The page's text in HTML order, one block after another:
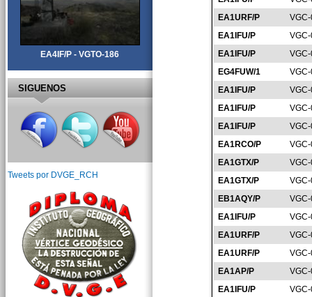
EA1URF/P
EA1IFU/P
EA1IFU/P
EG4FUW/1
EA1IFU/P
EA1IFU/P
EA1IFU/P
EA1RCO/P
EA1GTX/P
EA1GTX/P
EB1AQY/P
EA1IFU/P
EA1URF/P
EA1URF/P
EA1AP/P
EA1IFU/P
EA4IF/P - VGTO-186
SIGUENOS
Tweets por DVGE_RCH